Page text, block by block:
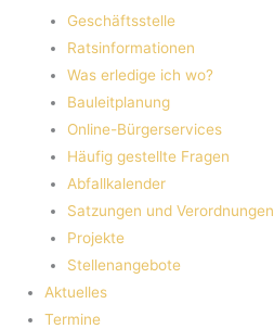
Geschäftsstelle
Ratsinformationen
Was erledige ich wo?
Bauleitplanung
Online-Bürgerservices
Häufig gestellte Fragen
Abfallkalender
Satzungen und Verordnungen
Projekte
Stellenangebote
Aktuelles
Termine